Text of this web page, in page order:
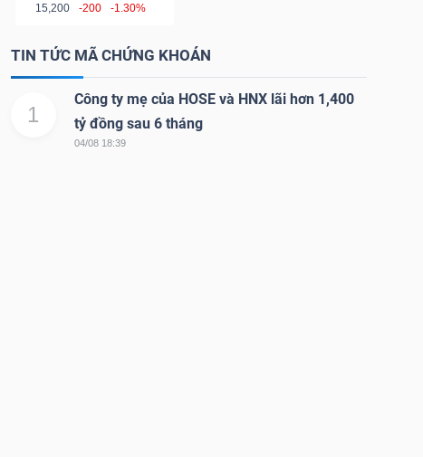
15,200 -200 -1.30%
TIN TỨC MÃ CHỨNG KHOÁN
1
Công ty mẹ của HOSE và HNX lãi hơn 1,400
tỷ đồng sau 6 tháng
04/08 18:39